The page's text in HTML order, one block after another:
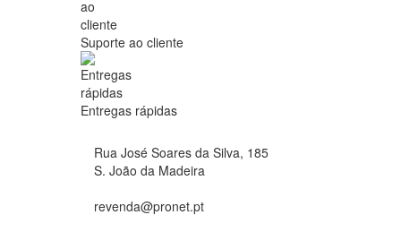
Suporte ao cliente
Entregas rápidas
Rua José Soares da Silva, 185
S. João da Madeira
revenda@pronet.pt